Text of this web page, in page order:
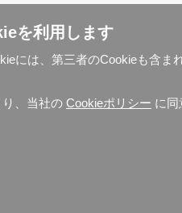
を利用します
には、第三者のCookieも含
、当社の Cookieポリシー に